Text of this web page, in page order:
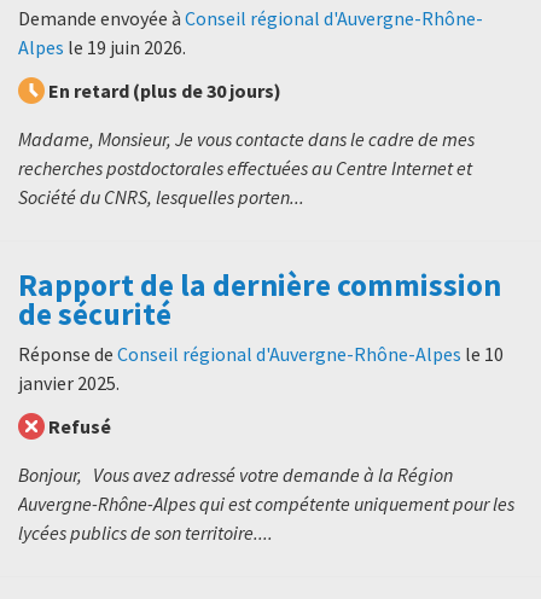
Demande envoyée à Conseil régional d'Auvergne-Rhône-
Alpes le 19 juin 2026.
En retard (plus de 30 jours)
Madame, Monsieur, Je vous contacte dans le cadre de mes
recherches postdoctorales effectuées au Centre Internet et
Société du CNRS, lesquelles porten...
Rapport de la dernière commission
de sécurité
Réponse de Conseil régional d'Auvergne-Rhône-Alpes le 10
janvier 2025.
Refusé
Bonjour, Vous avez adressé votre demande à la Région
Auvergne-Rhône-Alpes qui est compétente uniquement pour les
lycées publics de son territoire....